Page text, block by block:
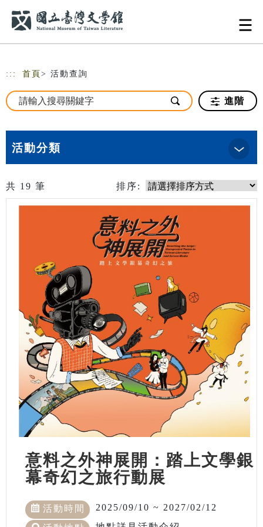
::: 首頁 > 活動查詢
進階
活動分類
共 19 筆 排序:
意料之外神展開：踏上文學銀
幕奇幻之旅行動展
活動時間 2025/09/10 ~ 2027/02/12